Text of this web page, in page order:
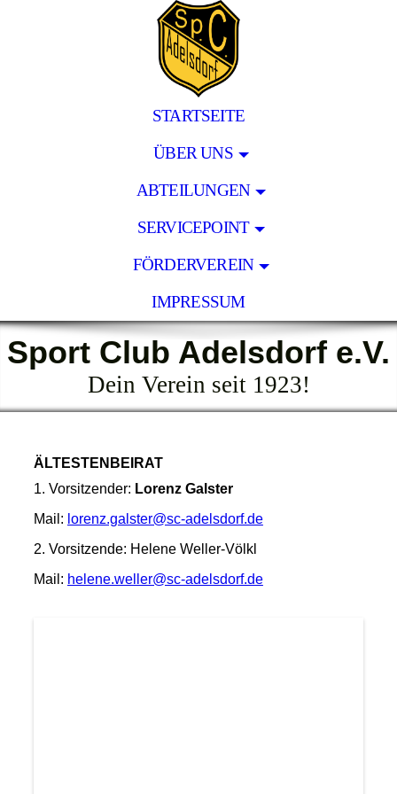
STARTSEITE
ÜBER UNS
ABTEILUNGEN
SERVICEPOINT
FÖRDERVEREIN
IMPRESSUM
Sport Club Adelsdorf e.V.
Dein Verein seit 1923!
ÄLTESTENBEIRAT
1. Vorsitzender: Lorenz Galster
Mail: lorenz.galster@sc-adelsdorf.de
2. Vorsitzende: Helene Weller-Völkl
Mail: helene.weller@sc-adelsdorf.de